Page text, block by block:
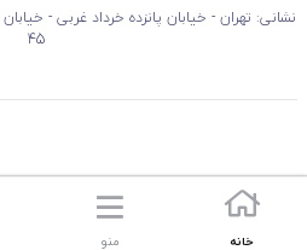
نشانی: تهران - خیابان پانزده خرداد غربی -
45
خانه منو